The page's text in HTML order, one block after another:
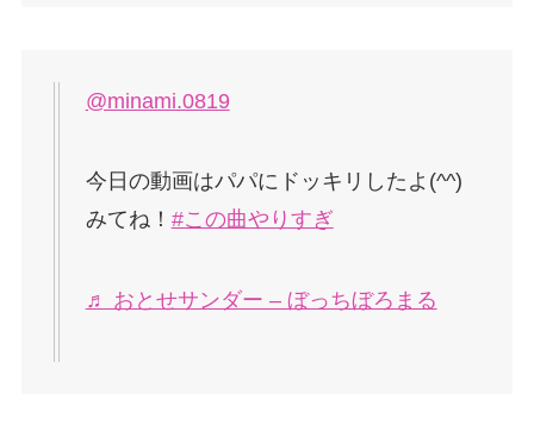
@minami.0819
今日の動画はパパにドッキリしたよ(^^)
みてね！ #この曲やりすぎ
♬ おとせサンダー – ぼっちぼろまる